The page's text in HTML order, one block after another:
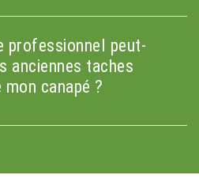
professionnel peut-
anciennes taches
canapé ?